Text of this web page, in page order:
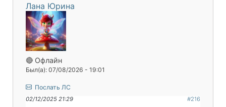
Лана Юрина
🔴 Офлайн
Был(а): 07/08/2026 - 19:01
Послать ЛС
02/12/2025 21:29 #216